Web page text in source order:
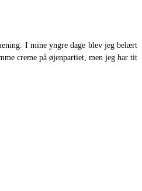
I mine yngre dage blev jeg belært
creme på øjenpartiet, men jeg har tit